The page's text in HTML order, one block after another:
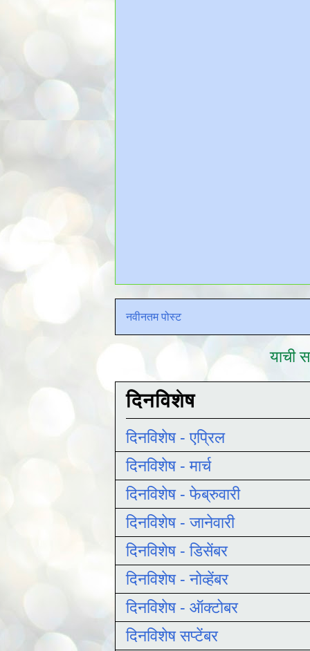
नवीनतम पोस्ट
याची
दिनविशेष
दिनविशेष - एप्रिल
दिनविशेष - मार्च
दिनविशेष - फेब्रुवारी
दिनविशेष - जानेवारी
दिनविशेष - डिसेंबर
दिनविशेष - नोव्हेंबर
दिनविशेष - ऑक्टोबर
दिनविशेष सप्टेंबर